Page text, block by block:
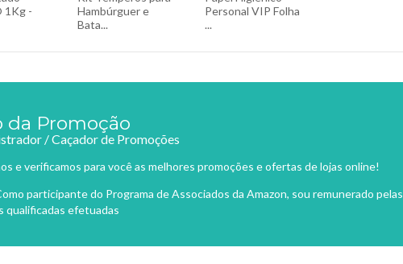
1Kg -
Hambúrguer e
Bata...
Personal VIP Folha
...
da Promoção
/ Caçador de Promoções
e verificamos para você as melhores promoções e ofertas de lojas online!
participante do Programa de Associados da Amazon, sou remunerado pelas
qualificadas efetuadas